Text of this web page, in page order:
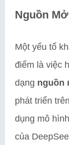
Nguồn
Một yếu tố
điểm là việc
dạng nguồn
phát triển
dụng mô
của